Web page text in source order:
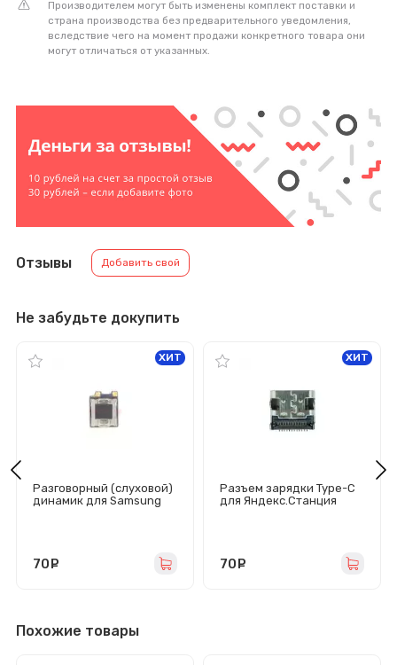
Производителем могут быть изменены комплект поставки и
страна производства без предварительного уведомления,
вследствие чего на момент продажи конкретного товара они
могут отличаться от указанных.
Отзывы Добавить свой
Не забудьте докупить
Разговорный (слуховой)
динамик для Samsung
5F/G985F/G988B/N970F)
ХИТ
70
Разъем зарядки Type-C
для Яндекс.Станция
ХИТ
70
Похожие товары